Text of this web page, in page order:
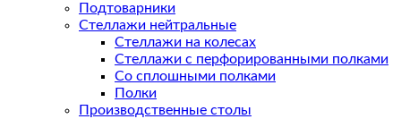
Подтоварники
Стеллажи нейтральные
Стеллажи на колесах
Стеллажи с перфорированными полками
Со сплошными полками
Полки
Производственные столы